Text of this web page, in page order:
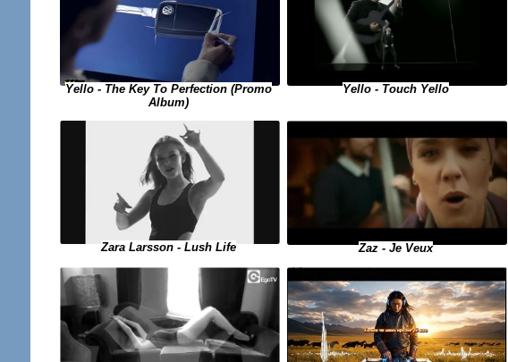
Yello - The Key To Perfection (Promo
Album)
Yello - Touch Yello
Zara Larsson - Lush Life Zaz - Je Veux